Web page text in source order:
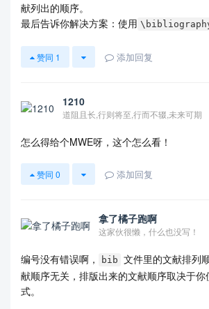
献列出的顺序。
最后告诉你解决方案：使用
赞同 1 添加回复
1210
道阻且长,行则将至,行而不辍,未来可期
怎么得给个MWE呀，这个怎么看！
赞同 0 添加回复
拿了橘子跑啊
这家伙很懒，什么也没写！
编号没有错误啊， bib 文件里的文献排列
献顺序无关，排版出来的文献顺序取决于
式。